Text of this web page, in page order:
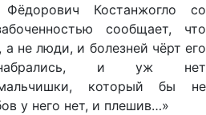
Костанжогло со
сообщает, что
не люди, и болезней чёрт его
и уж нет
мальчишки, который бы не
у него нет, и плешив…»